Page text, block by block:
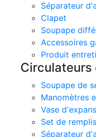
Séparateur
Clapet
Soupape
Accessoires
Produit
Circulateurs
Soupape de
Manomètres
Vase
Set de
Séparateur